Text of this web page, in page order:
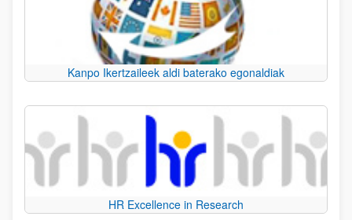
Kanpo Ikertzaileek aldi baterako egonaldiak
HR Excellence in Research